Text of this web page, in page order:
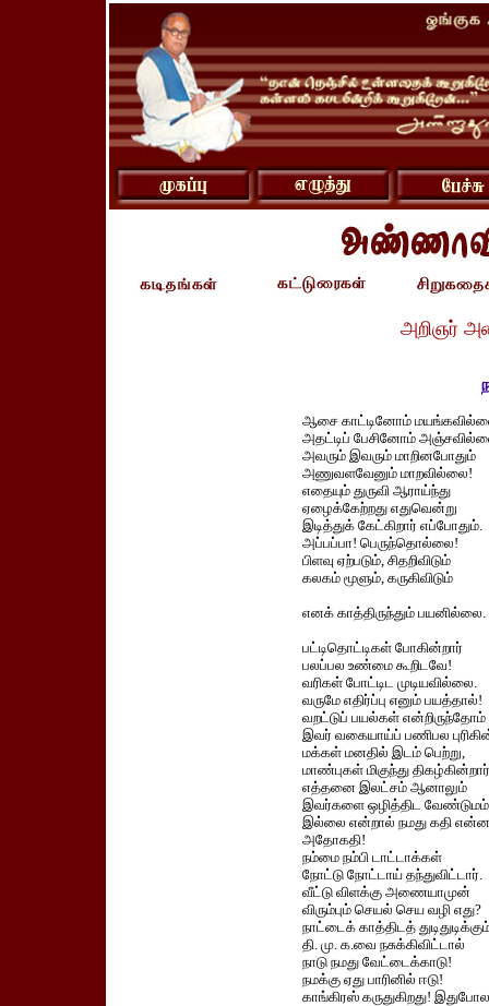
அறிஞர்
ஆசை காட்டினோம்
அதட்டிப் பேசினோம்
அவரும் இவரும் மாறினபோதும்
அணுவளவேனும் மாறவில்லை!
எதையும் துருவி ஆராய்ந்து
ஏழைக்கேற்றது எதுவென்று
இடித்துக் கேட்கிறார் எப்போதும்.
அப்பப்பா! பெருந்தொல்லை!
பிளவு ஏற்படும், சிதறிவிடும்
கலகம் மூளும், கருகிவிடும்
எனக் காத்திருந்தும் பயனில்லை.
பட்டிதொட்டிகள் போகின்றார்
பலப்பல உண்மை கூறிடவே!
வரிகள் போட்டிட முடியவில்லை.
வருமே எதிர்ப்பு எனும் பயத்தால்!
வறட்டுப் பயல்கள் என்றிருந்தோம்
இவர் வகையாய்ப் பணிபல
மக்கள் மனதில் இடம் பெற்று,
மாண்புகள் மிகுந்து
எத்தனை இலட்சம் ஆனாலும்
இவர்களை ஒழித்திட
இல்லை என்றால் நமது கதி
அதோகதி!
நம்மை நம்பி டாட்டாக்கள்
நோட்டு நோட்டாய் தந்துவிட்டார்.
வீட்டு விளக்கு அணையாமுன்
விரும்பும் செயல் செய வழி எது?
நாட்டைக் காத்திடத்
தி. மு. க.வை நசுக்கிவிட்டால்
நாடு நமது வேட்டைக்காடு!
நமக்கு ஏது பாரினில் ஈடு!
காங்கிரஸ் கருதுகிறது!